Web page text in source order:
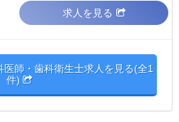
求人を見る
師・歯科衛生士求人を見る(全1
件)